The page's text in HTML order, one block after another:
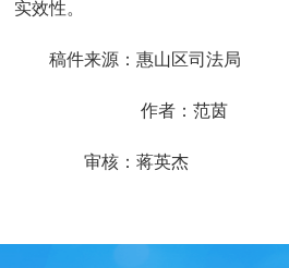
实效性。
稿件来源：惠山区司法局
作者：范茵
审核：蒋英杰